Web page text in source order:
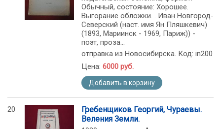
Обычный, состояние: Хорошее.
Выгорание обложки. . Иван Новгород-
Северский (наст. имя Ян Пляшкевич)
(1893, Мариинск - 1969, Париж)) -
поэт, проза...
отправка из Новосибирска. Код: in200
Цена: 6000 руб.
Добавить в корзину
20
Гребенщиков Георгий, Чураевы.
Веления Земли.